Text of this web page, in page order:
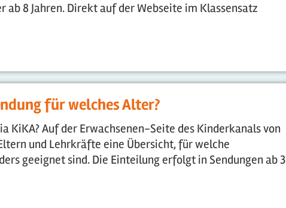
ab 8 Jahren. Direkt auf der Webseite im Klassensatz
für welches Alter?
KiKA? Auf der Erwachsenen-Seite des Kinderkanals von
und Lehrkräfte eine Übersicht, für welche
geeignet sind. Die Einteilung erfolgt in Sendungen ab 3